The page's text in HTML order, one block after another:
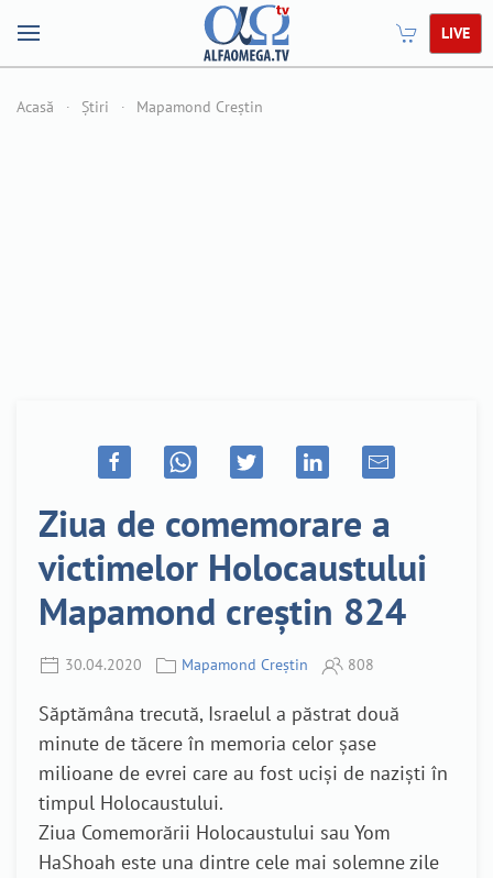
LIVE
Acasă Știri Mapamond Creștin
Ziua de comemorare a
victimelor Holocaustului
Mapamond creștin 824
30.04.2020 Mapamond Creștin 808
Săptămâna trecută, Israelul a păstrat două
minute de tăcere în memoria celor șase
milioane de evrei care au fost uciși de naziști în
timpul Holocaustului.
Ziua Comemorării Holocaustului sau Yom
HaShoah este una dintre cele mai solemne zile